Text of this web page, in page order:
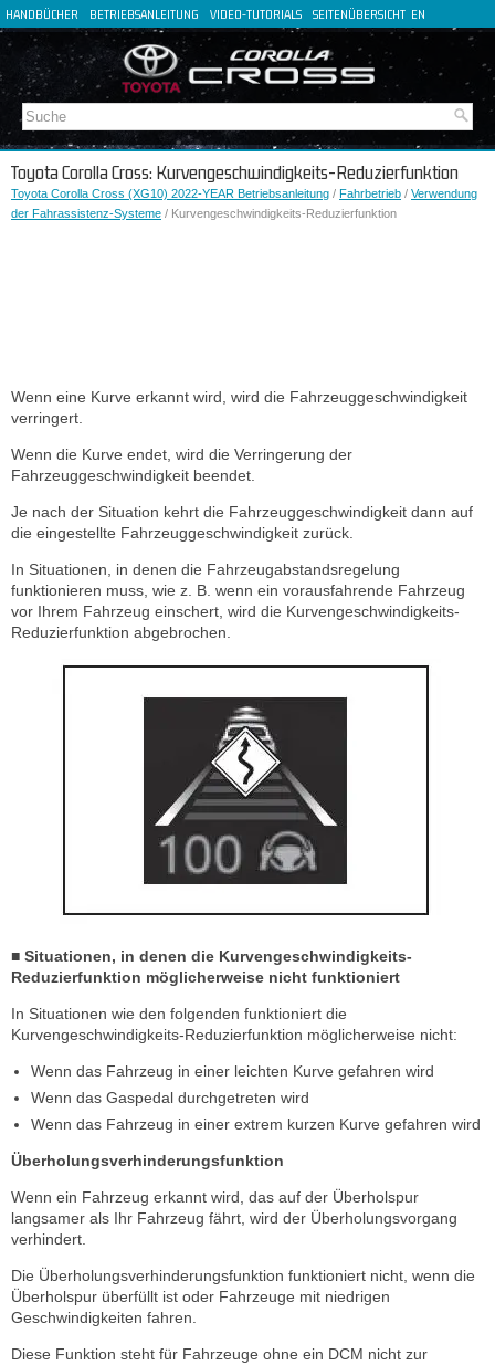
HANDBÜCHER BETRIEBSANLEITUNG VIDEO-TUTORIALS SEITENÜBERSICHT EN
FR
IT
Toyota Corolla Cross: Kurvengeschwindigkeits-Reduzierfunktion
Toyota Corolla Cross (XG10) 2022-YEAR Betriebsanleitung / Fahrbetrieb / Verwendung
der Fahrassistenz-Systeme / Kurvengeschwindigkeits-Reduzierfunktion
Wenn eine Kurve erkannt wird, wird die Fahrzeuggeschwindigkeit
verringert.
Wenn die Kurve endet, wird die Verringerung der
Fahrzeuggeschwindigkeit beendet.
Je nach der Situation kehrt die Fahrzeuggeschwindigkeit dann auf
die eingestellte Fahrzeuggeschwindigkeit zurück.
In Situationen, in denen die Fahrzeugabstandsregelung
funktionieren muss, wie z. B. wenn ein vorausfahrende Fahrzeug
vor Ihrem Fahrzeug einschert, wird die Kurvengeschwindigkeits-
Reduzierfunktion abgebrochen.
■ Situationen, in denen die Kurvengeschwindigkeits-
Reduzierfunktion möglicherweise nicht funktioniert
In Situationen wie den folgenden funktioniert die
Kurvengeschwindigkeits-Reduzierfunktion möglicherweise nicht:
Wenn das Fahrzeug in einer leichten Kurve gefahren wird
Wenn das Gaspedal durchgetreten wird
Wenn das Fahrzeug in einer extrem kurzen Kurve gefahren wird
Überholungsverhinderungsfunktion
Wenn ein Fahrzeug erkannt wird, das auf der Überholspur
langsamer als Ihr Fahrzeug fährt, wird der Überholungsvorgang
verhindert.
Die Überholungsverhinderungsfunktion funktioniert nicht, wenn die
Überholspur überfüllt ist oder Fahrzeuge mit niedrigen
Geschwindigkeiten fahren.
Diese Funktion steht für Fahrzeuge ohne ein DCM nicht zur